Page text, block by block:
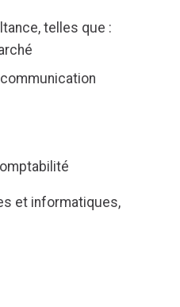
telles que :
et informatiques,